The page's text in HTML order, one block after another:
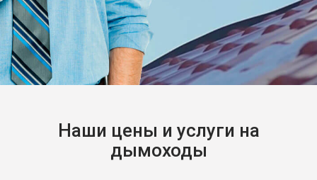
Наши цены и услуги на
дымоходы